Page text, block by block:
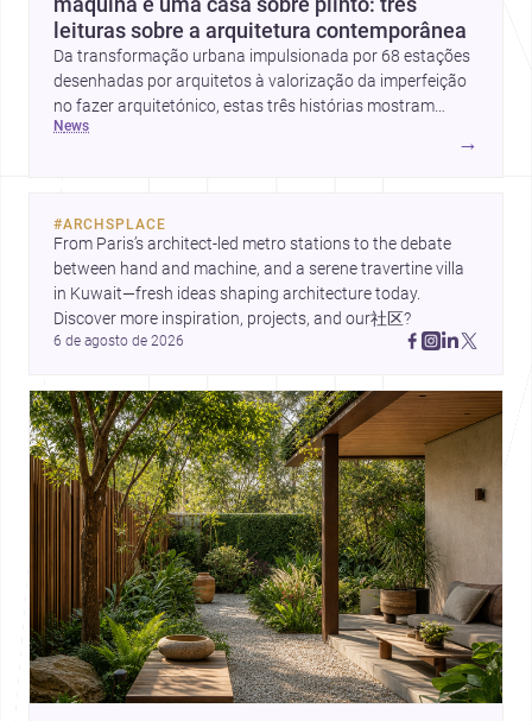
leituras sobre a arquitetura contemporânea
Da transformação urbana impulsionada por 68 estações
desenhadas por arquitetos à valorização da imperfeição
no fazer arquitetónico, estas três histórias mostram
como a disciplina continua a reinventar cidades, materiais
contemporânea.
news
→
#ARCHSPLACE
From Paris’s architect-led metro stations to the debate
between hand and machine, and a serene travertine villa
in Kuwait—fresh ideas shaping architecture today.
Discover more inspiration, projects, and our社区?
6 de agosto de 2026